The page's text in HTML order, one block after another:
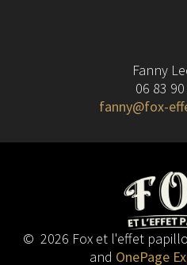
Fanny
06 83
fanny@fox-
© 2026 Fox et l'effet
and OnePage